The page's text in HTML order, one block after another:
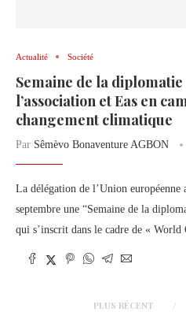
Actualité Société
Semaine de la diplomatie
l’association et Eas en
changement climatique
Par Sêmèvo Bonaventure AGBON
La délégation de l’Union européenne
septembre une “Semaine de la
qui s’inscrit dans le cadre de « World
PLUS RÉCENT